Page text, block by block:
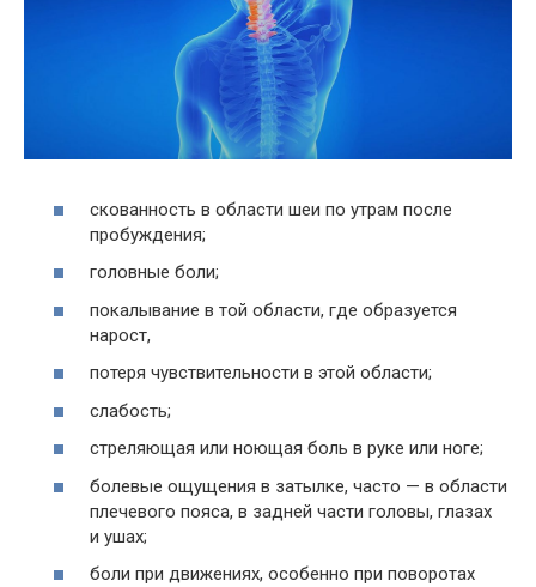
скованность в области шеи по утрам после
пробуждения;
головные боли;
покалывание в той области, где образуется
нарост,
потеря чувствительности в этой области;
слабость;
стреляющая или ноющая боль в руке или ноге;
болевые ощущения в затылке, часто — в области
плечевого пояса, в задней части головы, глазах
и ушах;
боли при движениях, особенно при поворотах